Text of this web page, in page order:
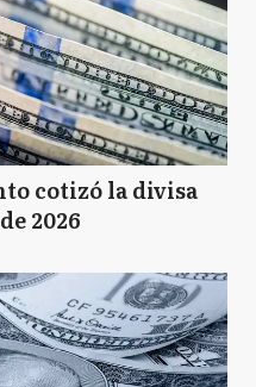
cotizó la divisa
2026